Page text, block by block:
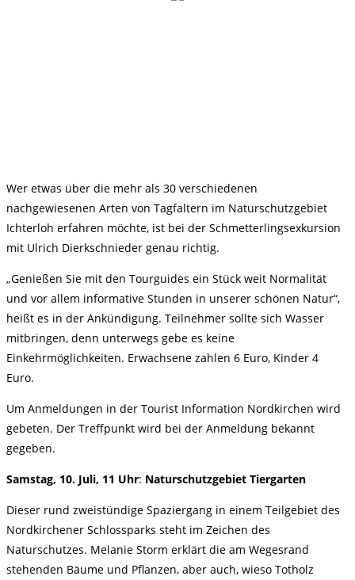
Wer etwas über die mehr als 30 verschiedenen
nachgewiesenen Arten von Tagfaltern im Naturschutzgebiet
Ichterloh erfahren möchte, ist bei der Schmetterlingsexkursion
mit Ulrich Dierkschnieder genau richtig.
„Genießen Sie mit den Tourguides ein Stück weit Normalität
und vor allem informative Stunden in unserer schönen Natur“,
heißt es in der Ankündigung. Teilnehmer sollte sich Wasser
mitbringen, denn unterwegs gebe es keine
Einkehrmöglichkeiten. Erwachsene zahlen 6 Euro, Kinder 4
Euro.
Um Anmeldungen in der Tourist Information Nordkirchen wird
gebeten. Der Treffpunkt wird bei der Anmeldung bekannt
gegeben.
Samstag, 10. Juli, 11 Uhr: Naturschutzgebiet Tiergarten
Dieser rund zweistündige Spaziergang in einem Teilgebiet des
Nordkirchener Schlossparks steht im Zeichen des
Naturschutzes. Melanie Storm erklärt die am Wegesrand
stehenden Bäume und Pﬂanzen, aber auch, wieso Totholz